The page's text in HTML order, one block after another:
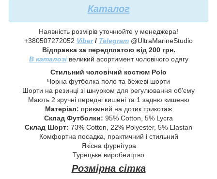
Каталог
Наявність розмірів уточнюйте у менеджера!
+380507272052 Viber/ Telegram @UltraMarineStudio
Відправка за передплатою від 200 грн.
В каталозівеликий асортимент чоловічого одягу
Стильний чоловічий костюм Polo
Чорна футболка поло та бежеві шорти
Шорти на резинці зі шнурком для регулювання об'єму
Мають 2 зручні передні кишені та 1 задню кишеню
Матеріал: приємний на дотик трикотаж
Склад Футболки: 95% Cotton, 5% Lycra
Склад Шорт: 73% Cotton, 22% Polyester, 5% Elastan
Комфортна посадка, практичний і стильний
Якісна фурнітура
Турецьке виробництво
Розмірна сітка